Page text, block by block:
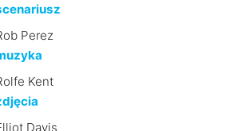
Perez
Kent
Davis